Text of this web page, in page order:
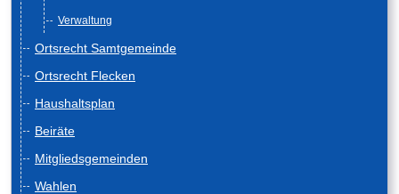
Verwaltung
Ortsrecht Samtgemeinde
Ortsrecht Flecken
Haushaltsplan
Beiräte
Mitgliedsgemeinden
Wahlen